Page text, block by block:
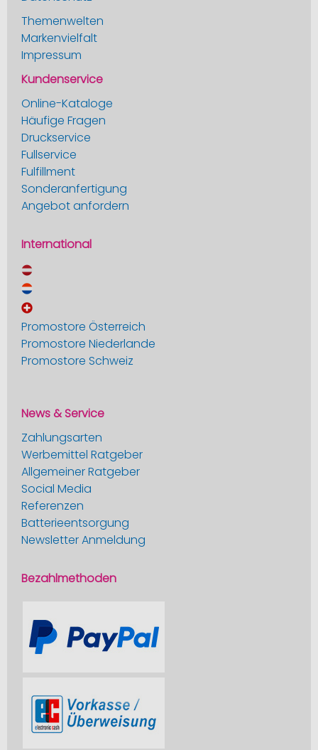
Themenwelten
Markenvielfalt
Impressum
Kundenservice
Online-Kataloge
Häufige Fragen
Druckservice
Fullservice
Fulfillment
Sonderanfertigung
Angebot anfordern
International
Promostore Österreich
Promostore Niederlande
Promostore Schweiz
News & Service
Zahlungsarten
Werbemittel Ratgeber
Allgemeiner Ratgeber
Social Media
Referenzen
Batterieentsorgung
Newsletter Anmeldung
Bezahlmethoden